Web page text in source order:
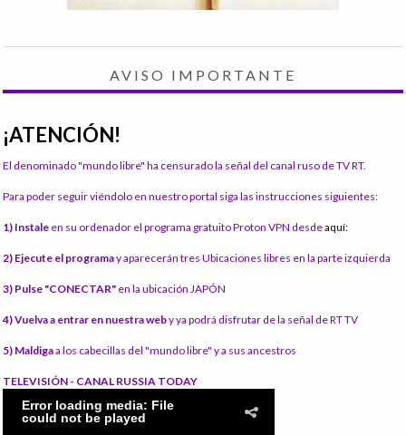
AVISO IMPORTANTE
¡ATENCIÓN!
El denominado "mundo libre" ha censurado la señal del canal ruso de TV RT.
Para poder seguir viéndolo en nuestro portal siga las instrucciones siguientes:
1) Instale en su ordenador el programa gratuito Proton VPN desdeaquí:
2) Ejecute el programay aparecerán tres Ubicaciones libres en la parte izquierda
3) Pulse "CONECTAR" en la ubicación JAPÓN
4) Vuelva a entrar en nuestra weby ya podrá disfrutar de la señal de RT TV
5) Maldigaa los cabecillas del "mundo libre" y a sus ancestros
TELEVISIÓN - CANAL RUSSIA TODAY